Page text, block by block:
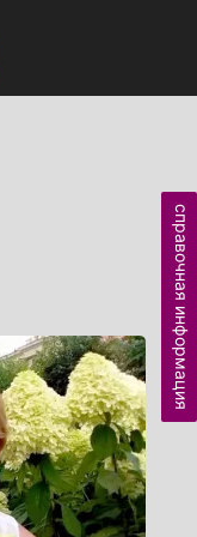
справочная информация